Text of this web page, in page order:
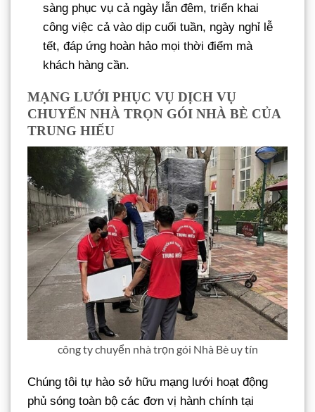
sàng phục vụ cả ngày lẫn đêm, triển khai
công việc cả vào dịp cuối tuần, ngày nghỉ lễ
tết, đáp ứng hoàn hảo mọi thời điểm mà
khách hàng cần.
MẠNG LƯỚI PHỤC VỤ DỊCH VỤ
CHUYỂN NHÀ TRỌN GÓI NHÀ BÈ CỦA
TRUNG HIẾU
công ty chuyển nhà trọn gói Nhà Bè uy tín
Chúng tôi tự hào sở hữu mạng lưới hoạt động
phủ sóng toàn bộ các đơn vị hành chính tại